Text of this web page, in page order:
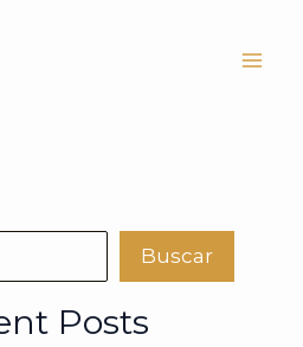
Buscar
Posts